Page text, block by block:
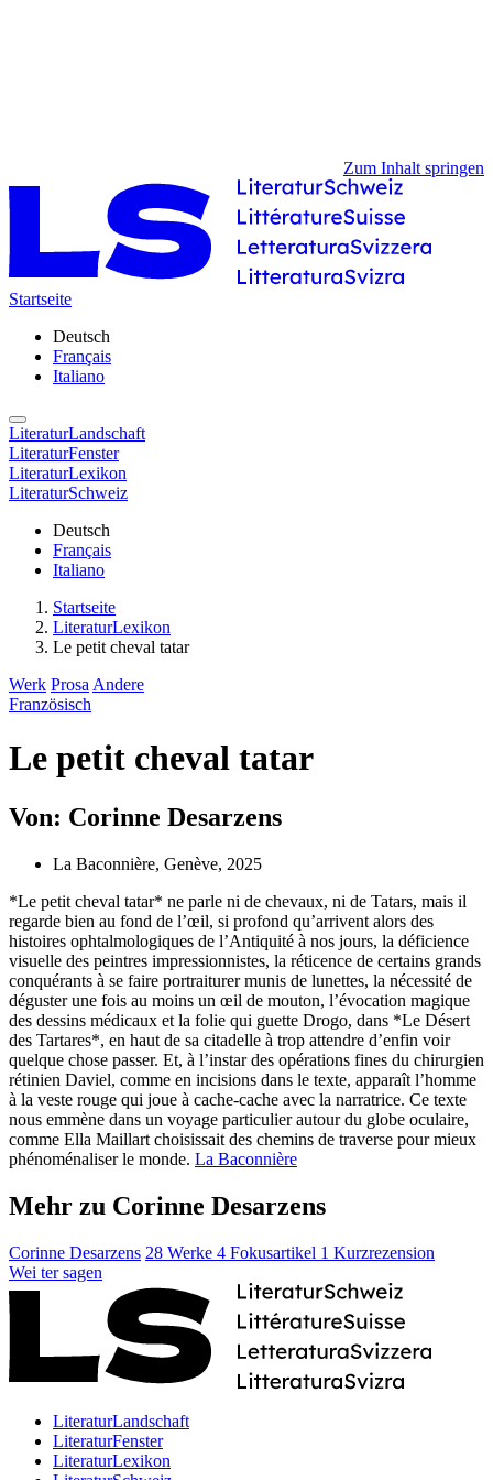
Zum Inhalt springen
Startseite
Deutsch
Français
Italiano
LiteraturLandschaft
LiteraturFenster
LiteraturLexikon
LiteraturSchweiz
Deutsch
Français
Italiano
Startseite
LiteraturLexikon
Le petit cheval tatar
Werk Prosa Andere
Französisch
Le petit cheval tatar
Von: Corinne Desarzens
La Baconnière, Genève, 2025
*Le petit cheval tatar* ne parle ni de chevaux, ni de Tatars, mais il
regarde bien au fond de l’œil, si profond qu’arrivent alors des
histoires ophtalmologiques de l’Antiquité à nos jours, la déficience
visuelle des peintres impressionnistes, la réticence de certains grands
conquérants à se faire portraiturer munis de lunettes, la nécessité de
déguster une fois au moins un œil de mouton, l’évocation magique
des dessins médicaux et la folie qui guette Drogo, dans *Le Désert
des Tartares*, en haut de sa citadelle à trop attendre d’enfin voir
quelque chose passer. Et, à l’instar des opérations fines du chirurgien
rétinien Daviel, comme en incisions dans le texte, apparaît l’homme
à la veste rouge qui joue à cache-cache avec la narratrice. Ce texte
nous emmène dans un voyage particulier autour du globe oculaire,
comme Ella Maillart choisissait des chemins de traverse pour mieux
phénoménaliser le monde. La Baconnière
Mehr zu Corinne Desarzens
Corinne Desarzens 28 Werke 4 Fokusartikel 1 Kurzrezension
Wei ter sagen
LiteraturLandschaft
LiteraturFenster
LiteraturLexikon